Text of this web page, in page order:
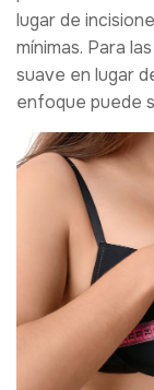
lugar de
mínimas. Para
suave en lugar
enfoque puede